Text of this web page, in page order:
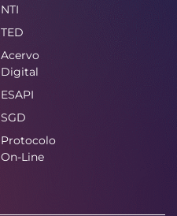
NTI
TED
Acervo
Digital
ESAPI
SGD
Protocolo
On-Line